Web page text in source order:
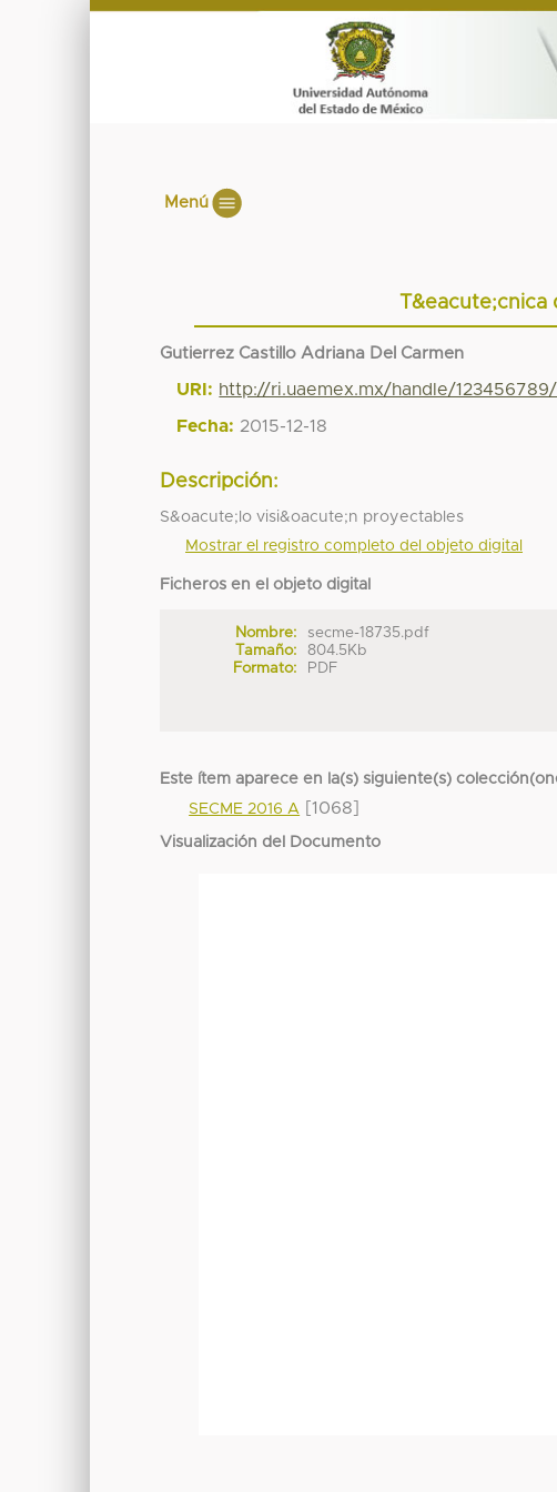
Menú
Gutierrez Castillo Adriana Del Carmen
URI: http://ri.uaemex.mx/handle/123456789/
Fecha: 2015-12-18
Descripción:
S&oacute;lo visi&oacute;n proyectables
Mostrar el registro completo del objeto digital
Ficheros en el objeto digital
Nombre:
secme-18735.pdf
Tamaño:
804.5Kb
Formato:
PDF
Este ítem aparece en la(s) siguiente(s)
SECME 2016 A [1068]
Visualización del Documento